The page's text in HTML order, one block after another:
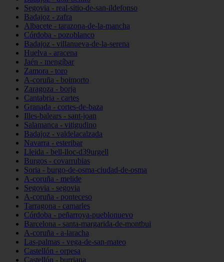
Segovia - real-sitio-de-san-ildefonso
Badajoz - zafra
Albacete - tarazona-de-la-mancha
Córdoba - pozoblanco
Badajoz - villanueva-de-la-serena
Huelva - aracena
Jaén - mengíbar
Zamora - toro
A-coruña - boimorto
Zaragoza - borja
Cantabria - cartes
Granada - cortes-de-baza
Illes-balears - sant-joan
Salamanca - vitigudino
Badajoz - valdelacalzada
Navarra - esteribar
Lleida - bell-lloc-d39urgell
Burgos - covarrubias
Soria - burgo-de-osma-ciudad-de-osma
A-coruña - melide
Segovia - segovia
A-coruña - ponteceso
Tarragona - camarles
Córdoba - peñarroya-pueblonuevo
Barcelona - santa-margarida-de-montbui
A-coruña - a-laracha
Las-palmas - vega-de-san-mateo
Castellón - orpesa
Castellón - burriana